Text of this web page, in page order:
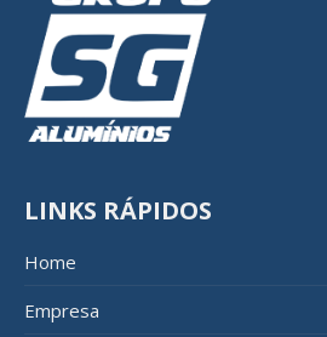
LINKS RÁPIDOS
Home
Empresa